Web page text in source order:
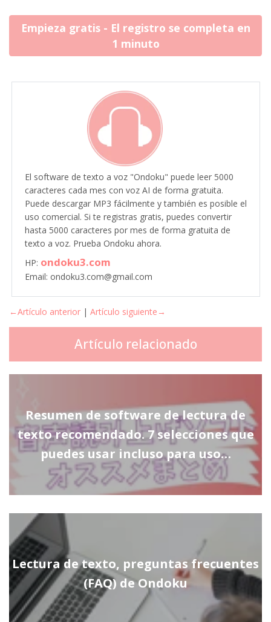
Empieza gratis - El registro se completa en
1 minuto
El software de texto a voz "Ondoku" puede leer 5000
caracteres cada mes con voz AI de forma gratuita.
Puede descargar MP3 fácilmente y también es posible el
uso comercial. Si te registras gratis, puedes convertir
hasta 5000 caracteres por mes de forma gratuita de
texto a voz. Prueba Ondoku ahora.
HP: ondoku3.com
Email: ondoku3.com@gmail.com
←Artículo anterior | Artículo siguiente→
Artículo relacionado
Resumen de software de lectura de
texto recomendado. 7 selecciones que
puedes usar incluso para uso…
Lectura de texto, preguntas frecuentes
(FAQ) de Ondoku